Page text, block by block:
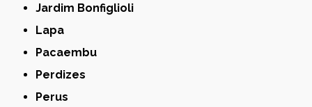
Jardim Bonfiglioli
Lapa
Pacaembu
Perdizes
Perus